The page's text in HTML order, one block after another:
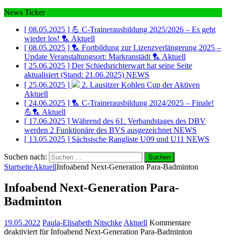
News Ticker
[ 08.05.2025 ] 💪 C-Trainerausbildung 2025/2026 – Es geht
wieder los! 🏸 Aktuell
[ 08.05.2025 ] 🏸 Fortbildung zur Lizenzverlängerung 2025 –
Update Veranstaltungsort: Markranstädt 🏸 Aktuell
[ 25.06.2025 ] Der Schiedsrichterwart hat seine Seite
aktualisiert (Stand: 21.06.2025) NEWS
[ 25.06.2025 ]
2. Lausitzer Kohlen Cup der Aktiven
Aktuell
[ 24.06.2025 ] 🏸 C-Trainerausbildung 2024/2025 – Finale!
💪🏸 Aktuell
[ 17.06.2025 ] Während des 61. Verbandstages des DBV
werden 2 Funktionäre des BVS ausgezeichnet NEWS
[ 13.05.2025 ] Sächsische Rangliste U09 und U11 NEWS
Suchen nach:
StartseiteAktuellInfoabend Next-Generation Para-Badminton
Infoabend Next-Generation Para-
Badminton
19.05.2022 Paula-Elisabeth Nitschke Aktuell Kommentare
deaktiviert für Infoabend Next-Generation Para-Badminton